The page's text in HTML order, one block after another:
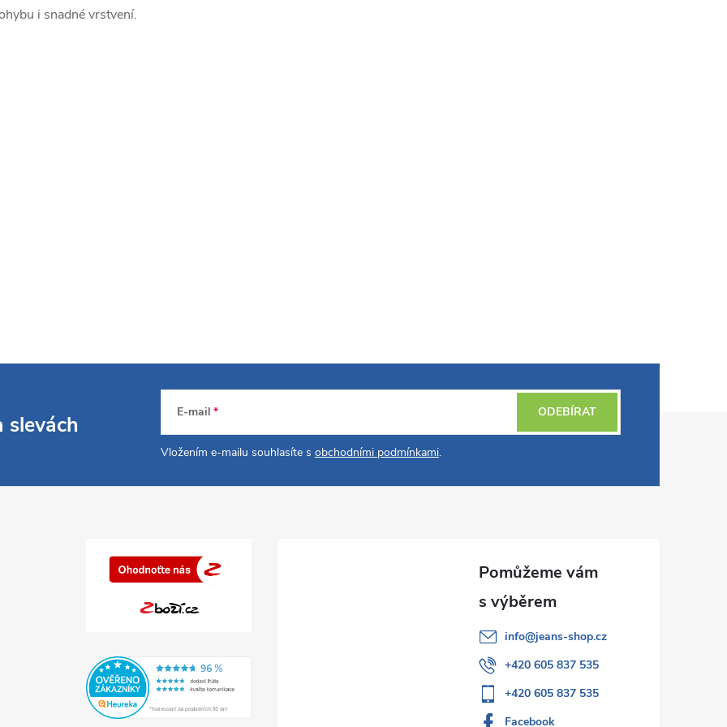
i snadné vrstvení.
slevách E-mail
Vložením e-mailu souhlasíte s obchodními podmínkami.
ODEBÍRAT
info@jeans-shop.cz
+420 605 837 535
+420 605 837 535
Facebook